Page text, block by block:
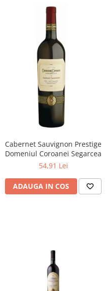
Cabernet Sauvignon Prestige
Domeniul Coroanei Segarcea
54,91 Lei
ADAUGA IN COS